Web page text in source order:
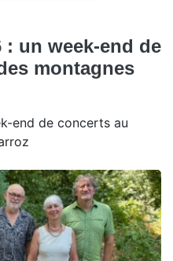
: un week-end de
montagnes
end de concerts au